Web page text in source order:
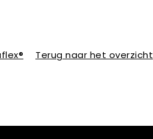
Terug naar het overzicht